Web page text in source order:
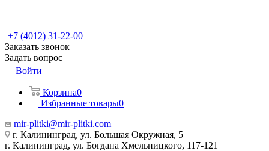
+7 (4012) 31-22-00
Заказать звонок
Задать вопрос
Войти
Корзина0
Избранные товары0
mir-plitki@mir-plitki.com
г. Калининград, ул. Большая Окружная, 5
г. Калининград, ул. Богдана Хмельницкого, 117-121